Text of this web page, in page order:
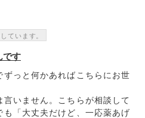
ています。
です
っと何かあればこちらにお世
いません。こちらが相談して
「大丈夫だけど、一応薬あげ